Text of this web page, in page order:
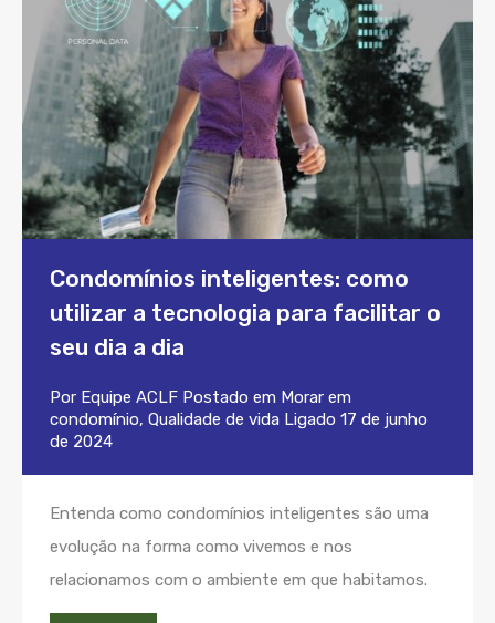
Condomínios inteligentes: como
utilizar a tecnologia para facilitar o
seu dia a dia
Por Equipe ACLF Postado em Morar em
condomínio, Qualidade de vida Ligado 17 de junho
de 2024
Entenda como condomínios inteligentes são uma
evolução na forma como vivemos e nos
relacionamos com o ambiente em que habitamos.